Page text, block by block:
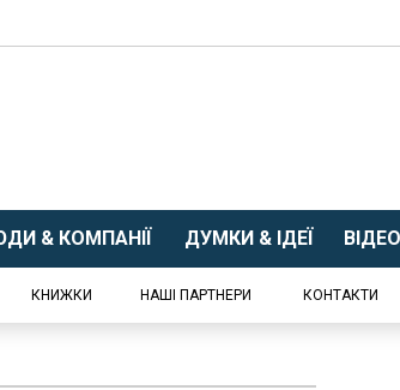
& КОМПАНІЇ ДУМКИ & ІДЕЇ ВІДЕО
КНИЖКИ НАШІ ПАРТНЕРИ КОНТАКТИ